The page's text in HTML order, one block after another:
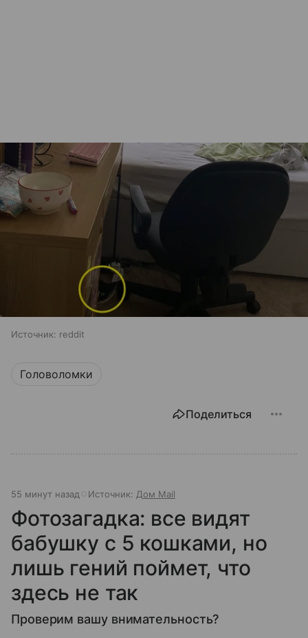
Источник: reddit
Головоломки
Поделиться
55 минут назад Источник: Дом Mail
Фотозагадка: все видят
бабушку с 5 кошками, но
лишь гений поймет, что
здесь не так
Проверим вашу внимательность?